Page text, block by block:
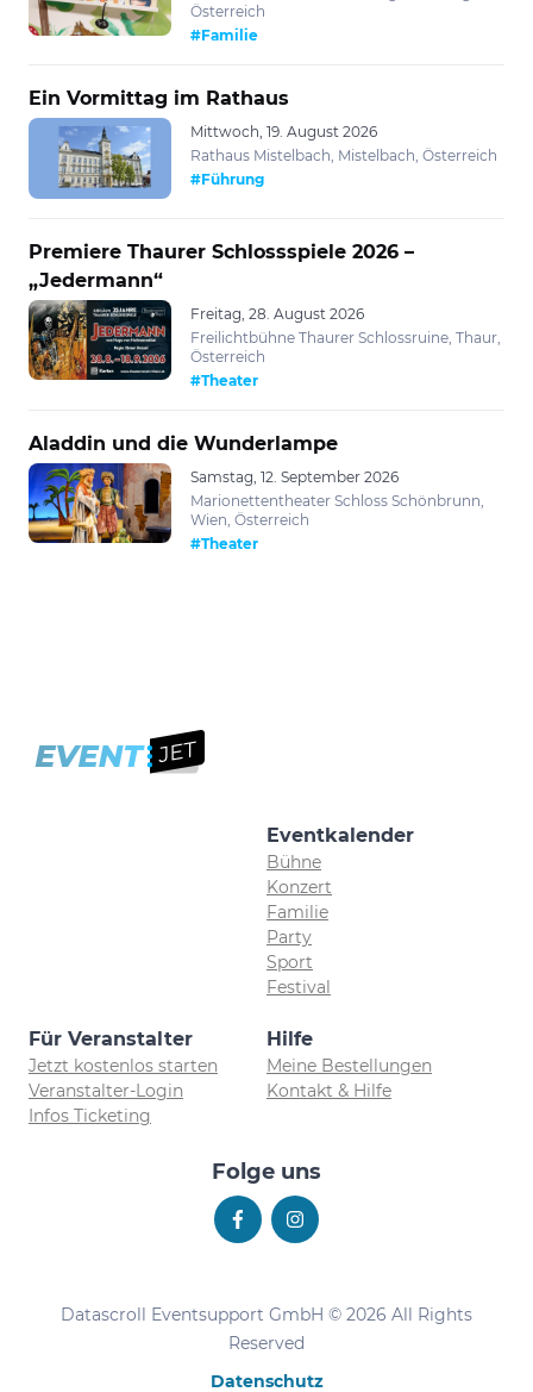
Österreich
#Familie
Ein Vormittag im Rathaus
Mittwoch, 19. August 2026
Rathaus Mistelbach, Mistelbach, Österreich
#Führung
Premiere Thaurer Schlossspiele 2026 –
„Jedermann“
Freitag, 28. August 2026
Freilichtbühne Thaurer Schlossruine, Thaur,
Österreich
#Theater
Aladdin und die Wunderlampe
Samstag, 12. September 2026
Marionettentheater Schloss Schönbrunn,
Wien, Österreich
#Theater
Eventkalender
Bühne
Konzert
Familie
Party
Sport
Festival
Für Veranstalter
Jetzt kostenlos starten
Veranstalter-Login
Infos Ticketing
Hilfe
Meine Bestellungen
Kontakt & Hilfe
Folge uns
Datascroll Eventsupport GmbH © 2026 All Rights
Reserved
Datenschutz